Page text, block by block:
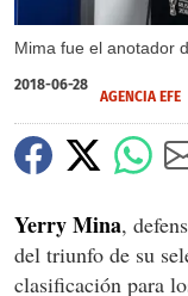
Mima fue el anotador
2018-06-28
AGENCIA EFE
YerryMina,
del triunfo de su
clasificación para